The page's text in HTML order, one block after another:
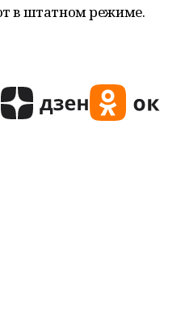
в штатном режиме.